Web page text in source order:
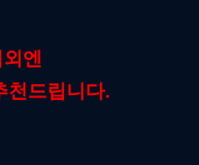
엔
천드립니다.